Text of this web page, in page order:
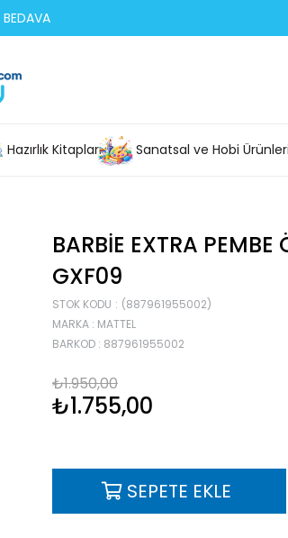
Hazırlık Kitapları Sanatsal ve Hobi
BARBIE EXTRA PEMBE
GXF09
STOK KODU
(887961955002)
MARKA : MATTEL
BARKOD : 887961955002
₺1.950,00
₺1.755,00